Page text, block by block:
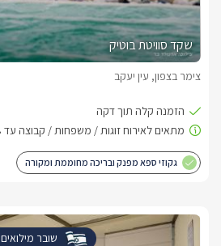
שקד סוויטת בוטיק
צימר בצפון, עין יעקב
גקוזי ספא מפנק ובריכה מחוממת ומקורה
שובר מילואים